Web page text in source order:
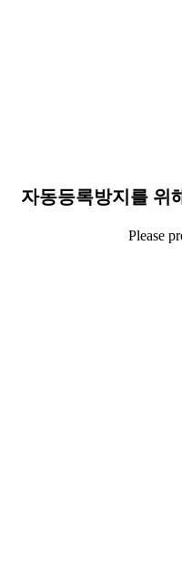
자동등록방지를 위
Please